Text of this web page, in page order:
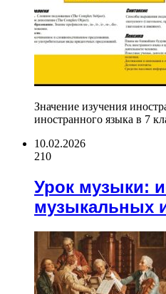
Значение изучения
иностранного языка в 7
10.02.2026
210
Урок музыки:
музыкальных